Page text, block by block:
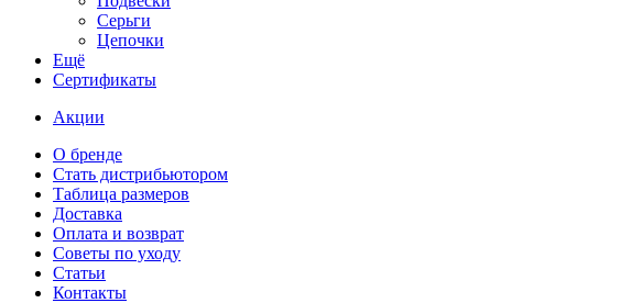
Серьги
Цепочки
Ещё
Сертификаты
Акции
О бренде
Стать дистрибьютором
Таблица размеров
Доставка
Оплата и возврат
Советы по уходу
Статьи
Контакты